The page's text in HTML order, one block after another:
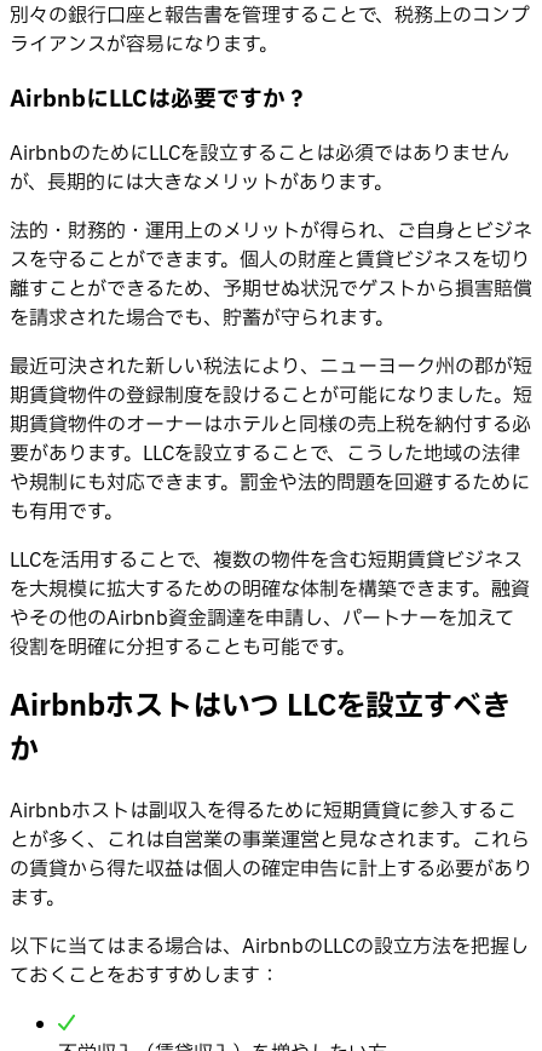
別々の銀行口座と報告書を管理することで、税務上のコンプ
ライアンスが容易になります。
AirbnbにLLCは必要ですか？
AirbnbのためにLLCを設立することは必須ではありません
が、長期的には大きなメリットがあります。
法的・財務的・運用上のメリットが得られ、ご自身とビジネ
スを守ることができます。個人の財産と賃貸ビジネスを切り
離すことができるため、予期せぬ状況でゲストから損害賠償
を請求された場合でも、貯蓄が守られます。
最近可決された新しい税法により、ニューヨーク州の郡が短
期賃貸物件の登録制度を設けることが可能になりました。短
期賃貸物件のオーナーはホテルと同様の売上税を納付する必
要があります。LLCを設立することで、こうした地域の法律
や規制にも対応できます。罰金や法的問題を回避するために
も有用です。
LLCを活用することで、複数の物件を含む短期賃貸ビジネス
を大規模に拡大するための明確な体制を構築できます。融資
やその他のAirbnb資金調達を申請し、パートナーを加えて
役割を明確に分担することも可能です。
Airbnbホストはいつ LLCを設立すべき
か
Airbnbホストは副収入を得るために短期賃貸に参入するこ
とが多く、これは自営業の事業運営と見なされます。これら
の賃貸から得た収益は個人の確定申告に計上する必要があり
ます。
以下に当てはまる場合は、AirbnbのLLCの設立方法を把握し
ておくことをおすすめします：